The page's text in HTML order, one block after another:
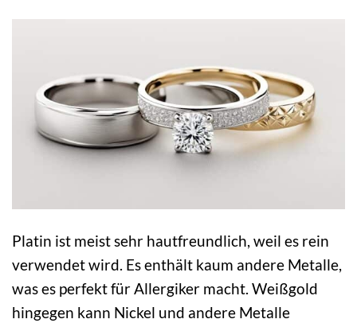
Platin ist meist sehr hautfreundlich, weil es rein
verwendet wird. Es enthält kaum andere Metalle,
was es perfekt für Allergiker macht. Weißgold
hingegen kann Nickel und andere Metalle